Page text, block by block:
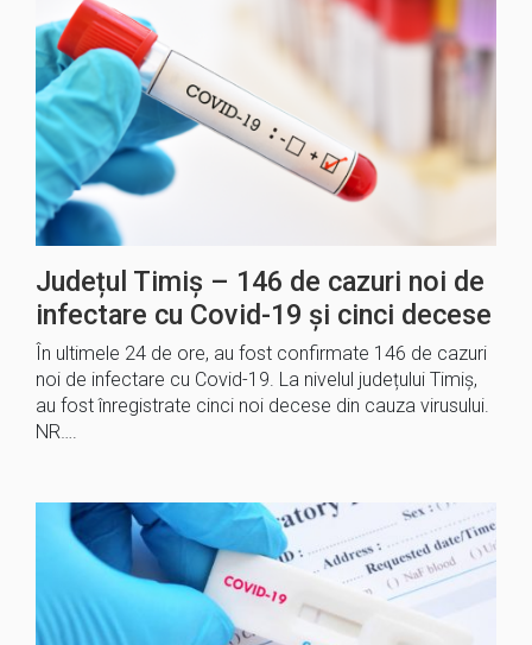
Județul Timiș – 146 de cazuri noi de
infectare cu Covid-19 și cinci decese
În ultimele 24 de ore, au fost confirmate 146 de cazuri
noi de infectare cu Covid-19. La nivelul județului Timiș,
au fost înregistrate cinci noi decese din cauza virusului.
NR….